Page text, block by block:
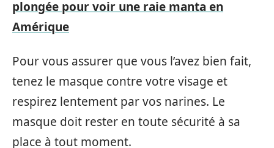
plongée pour voir une raie manta en
Amérique
Pour vous assurer que vous l’avez bien fait,
tenez le masque contre votre visage et
respirez lentement par vos narines. Le
masque doit rester en toute sécurité à sa
place à tout moment.